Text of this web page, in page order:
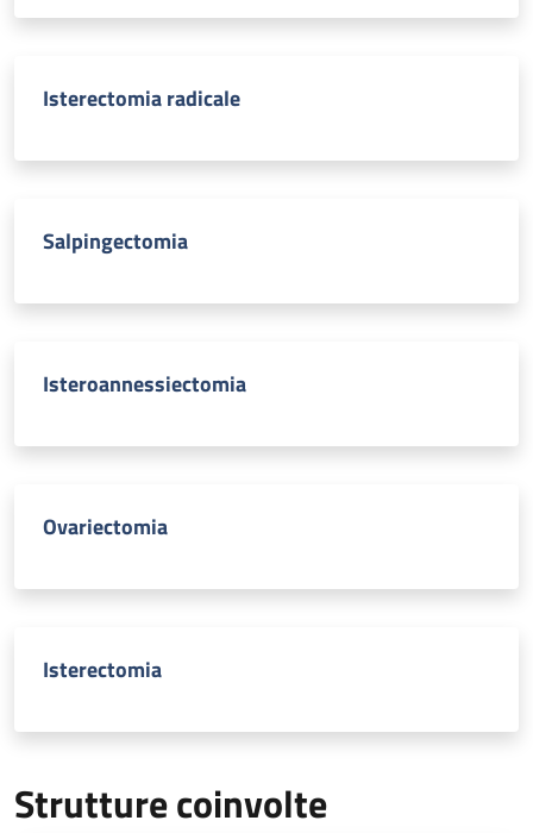
Isterectomia radicale
Salpingectomia
Isteroannessiectomia
Ovariectomia
Isterectomia
Strutture coinvolte